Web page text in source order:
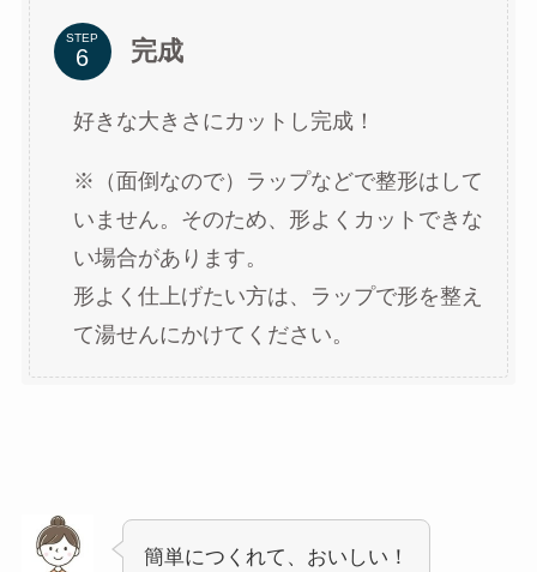
STEP 完成
好きな大きさにカットし完成！
※（面倒なので）ラップなどで整形はして
いません。そのため、形よくカットできな
い場合があります。
形よく仕上げたい方は、ラップで形を整え
て湯せんにかけてください。
簡単につくれて、おいしい！